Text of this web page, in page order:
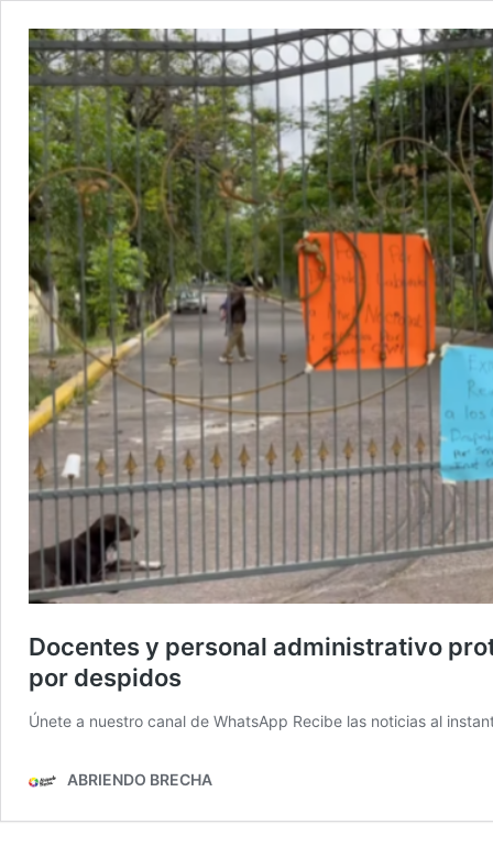
Docentes y personal administrativo
por despidos
Únete a nuestro canal de WhatsApp Recibe las noticias al
ABRIENDO BRECHA